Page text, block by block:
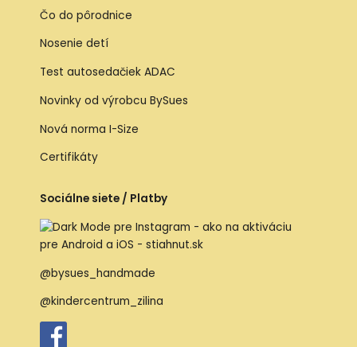
Čo do pôrodnice
Nosenie detí
Test autosedačiek ADAC
Novinky od výrobcu BySues
Nová norma I-Size
Certifikáty
Sociálne siete / Platby
@bysues_handmade
@kindercentrum_zilina